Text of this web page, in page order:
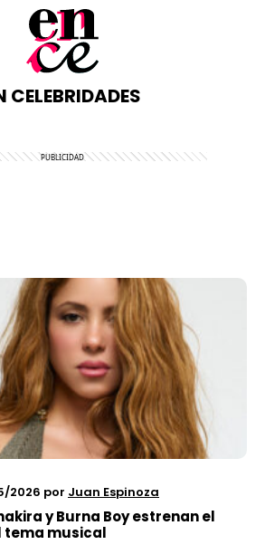
CELEBRIDADES
2026 por Juan Espinoza
y Burna Boy estrenan el
tema musical